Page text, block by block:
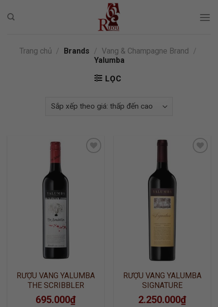
Trang chủ / Brands / Vang & Champagne Brand /
Yalumba
LỌC
ADD TO
RƯỢU VANG YALUMBA
THE SCRIBBLER
695.000₫
ADD TO
RƯỢU VANG YALUMBA
SIGNATURE
2.250.000₫